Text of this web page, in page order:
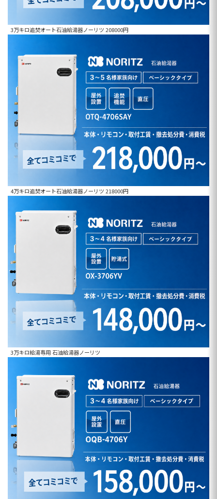
3万キロ追焚オート石油給湯器ノーリツ 208000円
4万キロ追焚オート石油給湯器ノーリツ 218000円
3万キロ給湯専用 石油給湯器ノーリツ